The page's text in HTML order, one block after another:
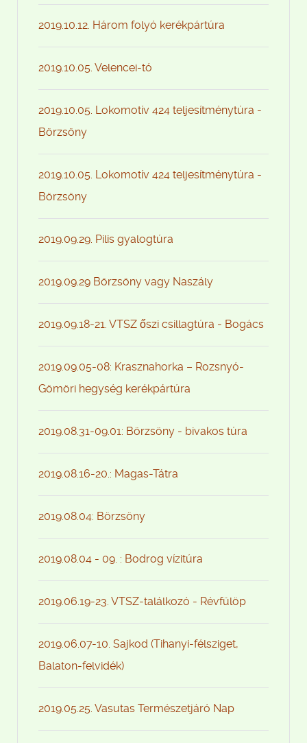
2019.10.12. Három folyó kerékpártúra
2019.10.05. Velencei-tó
2019.10.05. Lokomotív 424 teljesítménytúra -
Börzsöny
2019.10.05. Lokomotív 424 teljesítménytúra -
Börzsöny
2019.09.29. Pilis gyalogtúra
2019.09.29 Börzsöny vagy Naszály
2019.09.18-21. VTSZ őszi csillagtúra - Bogács
2019.09.05-08: Krasznahorka – Rozsnyó-
Gömöri hegység kerékpártúra
2019.08.31-09.01: Börzsöny - bivakos túra
2019.08.16-20.: Magas-Tátra
2019.08.04: Börzsöny
2019.08.04 - 09. : Bodrog vízitúra
2019.06.19-23. VTSZ-találkozó - Révfülöp
2019.06.07-10. Sajkod (Tihanyi-félsziget,
Balaton-felvidék)
2019.05.25. Vasutas Természetjáró Nap